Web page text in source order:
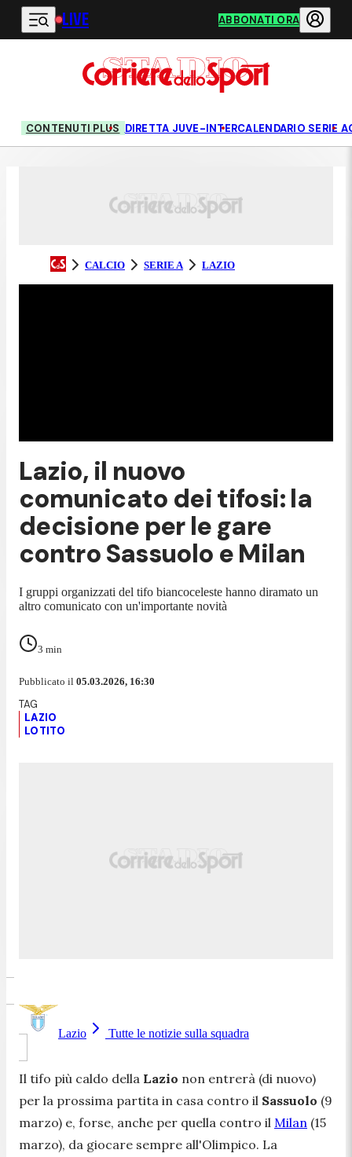
Vai al contenuto principale
LIVE ABBONATI ORA
CONTENUTI PLUS DIRETTA JUVE-INTERCALENDARIO SERIE A
CALCIO SERIE A LAZIO
Lazio, il nuovo
comunicato dei tifosi: la
decisione per le gare
contro Sassuolo e Milan
I gruppi organizzati del tifo biancoceleste hanno diramato un
altro comunicato con un'importante novità
3 min
Pubblicato il 05.03.2026, 16:30
LAZIO
LOTITO
Lazio Tutte le notizie sulla squadra
Il tifo più caldo della Lazio non entrerà (di nuovo)
per la prossima partita in casa contro il Sassuolo (9
marzo) e, forse, anche per quella contro il Milan (15
marzo), da giocare sempre all'Olimpico. La